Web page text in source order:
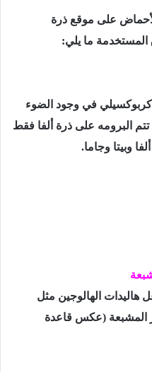
على موقع ذرة
ما يلي:
في وجود الضوء
البرومه على ذرة ألفا فقط
وبيتا وجاما.
هاليدات الهالوجين مثل
المشبعة (عكس قاعدة